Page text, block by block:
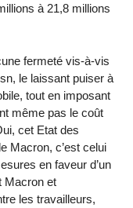
à 21,8 millions
fermeté vis-à-vis
le laissant puiser à
tout en imposant
même pas le coût
cet Etat des
Macron, c’est celui
en faveur d’un
Macron et
les travailleurs,